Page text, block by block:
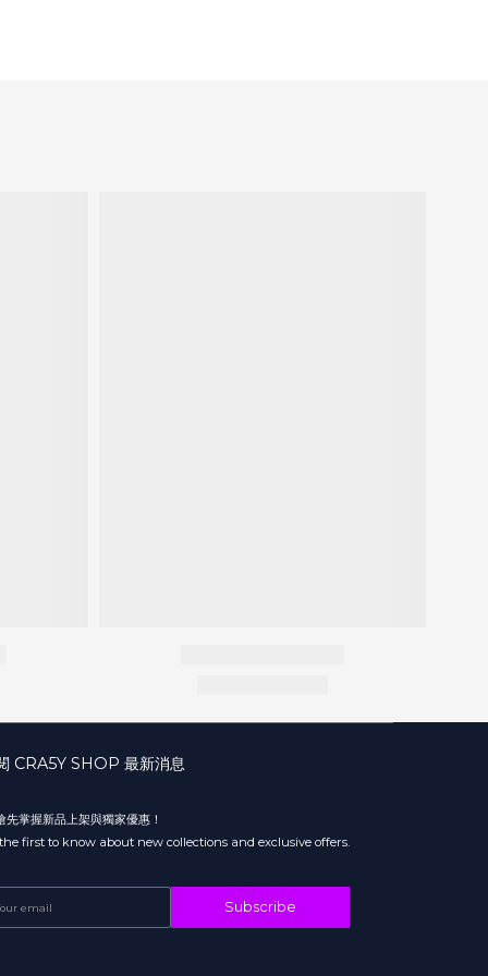
CRA5Y SHOP 最新消息
先掌握新品上架與獨家優惠！
first to know about new collections and exclusive offers.
Subscribe